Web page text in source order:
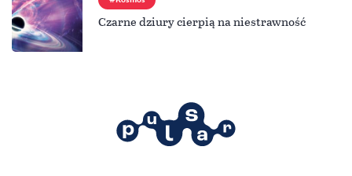
Czarne dziury cierpią na niestrawność